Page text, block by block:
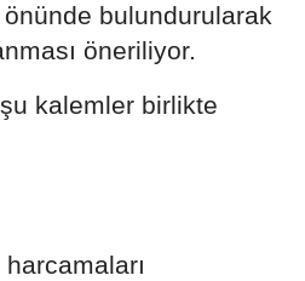
bulundurularak
öneriliyor.
kalemler birlikte